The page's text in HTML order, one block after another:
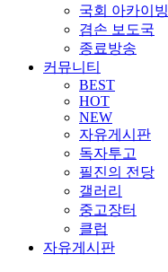
국회 아카이빙
겸손 보도국
종료방송
커뮤니티
BEST
HOT
NEW
자유게시판
독자투고
필진의 전당
갤러리
중고장터
클럽
자유게시판